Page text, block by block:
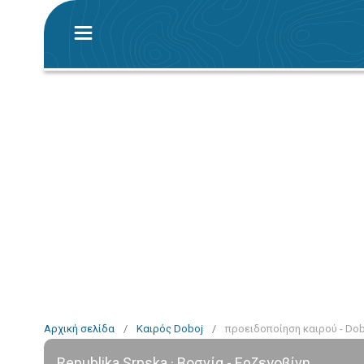
Αρχική σελίδα / Καιρός Doboj / προειδοποίηση καιρού -